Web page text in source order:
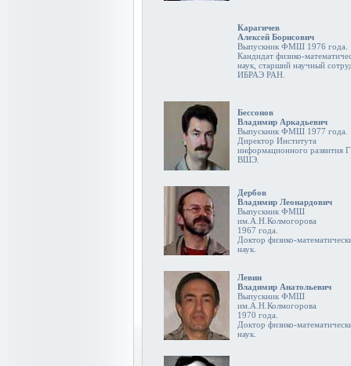
Карагичев
Алексей Борисович
Выпускник ФМШ 1976 года.
Кандидат физико-
наук, старший научный
ИБРАЭ РАН.
Бессонов
Владимир Аркадьевич
Выпускник ФМШ 1977 года.
Директор Института
информационного развития
ВШЭ.
Дербов
Владимир Леонардович
Выпускник ФМШ
им.А.Н.Колмогорова
1967 года.
Доктор физико-
наук.
Левин
Владимир Анатольевич
Выпускник ФМШ
им.А.Н.Колмогорова
1970 года.
Доктор физико-
наук.